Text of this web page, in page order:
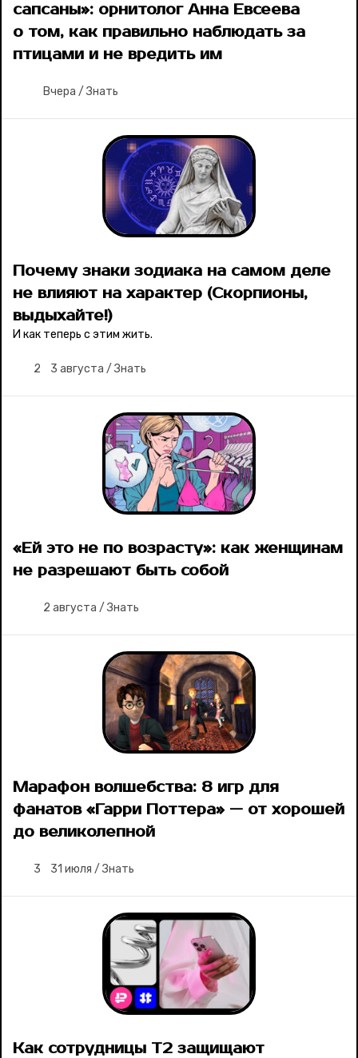
сапсаны»: орнитолог Анна Евсеева
о том, как правильно наблюдать за
птицами и не вредить им
Вчера / Знать
Почему знаки зодиака на самом деле
не влияют на характер (Скорпионы,
выдыхайте!)
И как теперь с этим жить.
2 3 августа / Знать
«Ей это не по возрасту»: как женщинам
не разрешают быть собой
2 августа / Знать
Марафон волшебства: 8 игр для
фанатов «Гарри Поттера» — от хорошей
до великолепной
3 31 июля / Знать
Как сотрудницы Т2 защищают